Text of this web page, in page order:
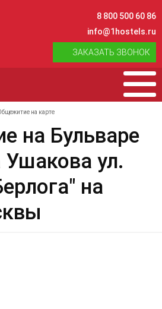
8 800 500 60 86
info@1hostels.ru
ЗАКАЗАТЬ ЗВОНОК
на карте
на Бульваре
ул.
на